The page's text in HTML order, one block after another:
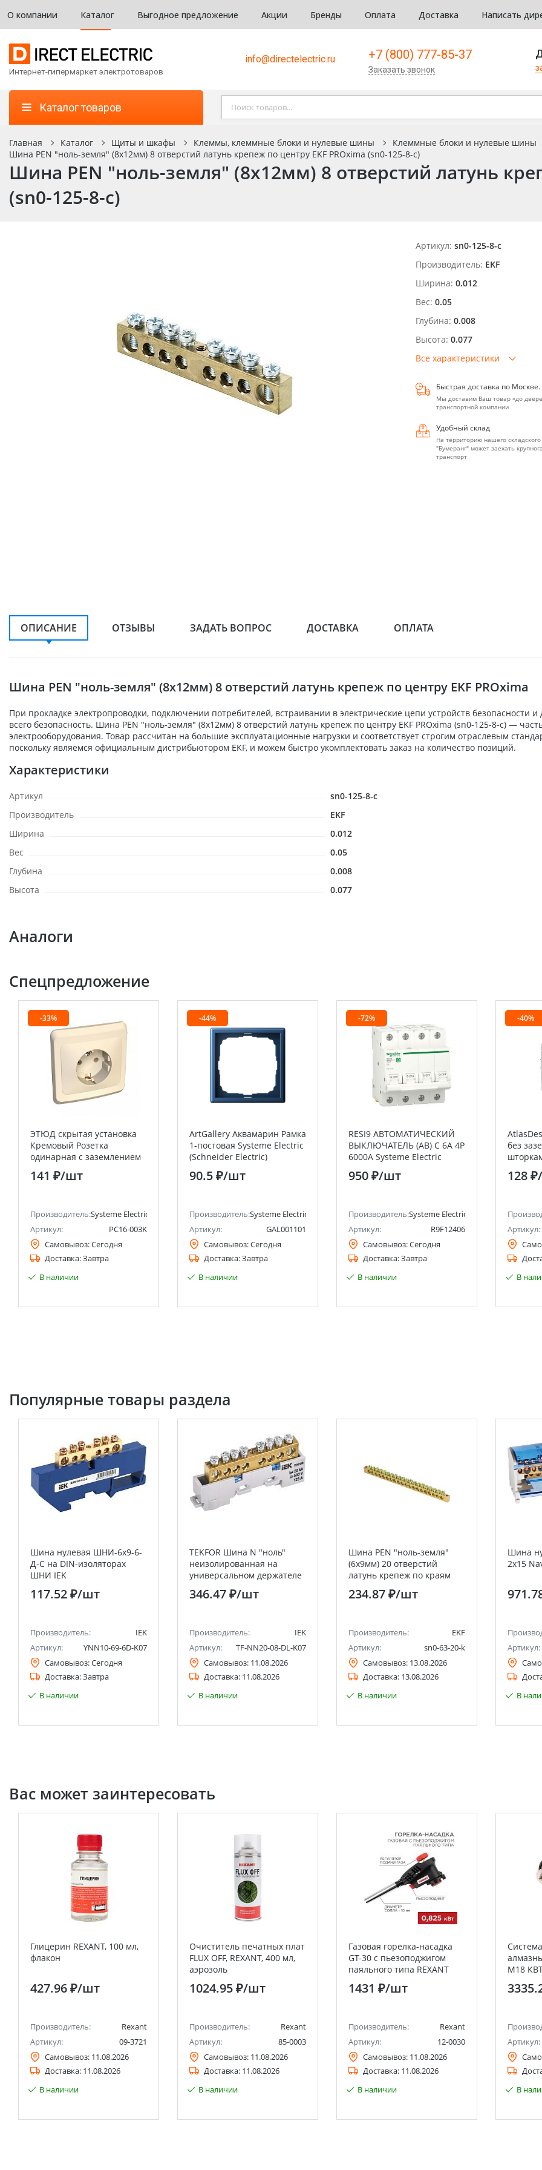
О компании Каталог Выгодное предложение Акции Бренды Оплата Доставка Написать
Интернет-гипермаркет электротоваров
info@directelectric.ru +7 (800) 777-85-37
Заказать звонок
Каталог товаров
Главная Каталог Щиты и шкафы Клеммы, клеммные блоки и нулевые шины
Клеммные блоки и нулевые шины
Шина PEN "ноль-земля" (8х12мм) 8 отверстий латунь крепеж по центру EKF PROxima (sn0-125-8-c)
Шина PEN "ноль-земля" (8х12мм) 8 отверстий латунь
(sn0-125-8-c)
Артикул: sn0-125-8-c
Производитель: EKF
Ширина: 0.012
Вес: 0.05
Глубина: 0.008
Высота: 0.077
Все характеристики
Быстрая доставка по Москве.
Мы доставим Ваш товар «до
транспортной компании
Удобный склад
На территорию нашего
"Бумеранг" может заехать
транспорт
ОПИСАНИЕ ОТЗЫВЫ ЗАДАТЬ ВОПРОС ДОСТАВКА ОПЛАТА
Шина PEN "ноль-земля" (8х12мм) 8 отверстий латунь крепеж по центру EKF PROxima
При прокладке электропроводки, подключении потребителей, встраивании в электрические цепи устройств
всего безопасность. Шина PEN "ноль-земля" (8х12мм) 8 отверстий латунь крепеж по центру EKF PROxima (sn0-125-8-c) —
электрооборудования. Товар рассчитан на большие эксплуатационные нагрузки и соответствует строгим отраслевым
поскольку являемся официальным дистрибьютором EKF, и можем быстро укомплектовать заказ на количество позиций.
Характеристики
Артикул
sn0-125-8-c
Производитель
EKF
Ширина
0.012
Вес
0.05
Глубина
0.008
Высота
0.077
Аналоги
Спецпредложение
Schneider Electric)
-33%
ЭТЮД скрытая установка
Кремовый Розетка
одинарная с заземлением
Systeme Electric (Schneider
Electric)
141 ₽/шт
Производитель:Systeme Electric (ранее Schneider Electric)
Артикул:
PC16-003K
Самовывоз:Сегодня
Доставка:Завтра
В наличии
-44%
ArtGallery Аквамарин Рамка
1-постовая Systeme Electric
(Schneider Electric)
90.5 ₽/шт
Производитель:Systeme Electric (ранее Schneider Electric)
Артикул:
GAL001101
Самовывоз:Сегодня
Доставка:Завтра
В наличии
-72%
RESI9 АВТОМАТИЧЕСКИЙ
ВЫКЛЮЧАТЕЛЬ (АВ) С 6А 4P
6000A Systeme Electric
(Schneider Electric)
950 ₽/шт
Производитель:Systeme Electric (ранее Schneider
Артикул:
R9F12406
Самовывоз:Сегодня
Доставка:Завтра
В наличии
-40%
без
128 ₽
Артикул:
В
Популярные товары раздела
Шина нулевая ШНИ-6х9-6-
Д-С на DIN-изоляторах
ШНИ IEK
117.52 ₽/шт
Производитель:
IEK
Артикул:
YNN10-69-6D-K07
Самовывоз:Сегодня
Доставка:Завтра
В наличии
TEKFOR Шина N "ноль"
неизолированная на
универсальном держателе
8х12-8-С IEK
346.47 ₽/шт
Производитель:
IEK
Артикул:
TF-NN20-08-DL-K07
Самовывоз: 11.08.2026
Доставка: 11.08.2026
В наличии
Шина PEN "ноль-земля"
(6х9мм) 20 отверстий
латунь крепеж по краям
EKF PROxima
234.87 ₽/шт
Производитель:
EKF
Артикул:
sn0-63-20-k
Самовывоз: 13.08.2026
Доставка: 13.08.2026
В наличии
Шина
2х15
Артикул:
В
Вас может заинтересовать
Глицерин REXANT, 100 мл,
флакон
427.96 ₽/шт
Производитель:
Rexant
Артикул:
09-3721
Самовывоз: 11.08.2026
Доставка: 11.08.2026
В наличии
Очиститель печатных плат
FLUX OFF, REXANT, 400 мл,
аэрозоль
1024.95 ₽/шт
Производитель:
Rexant
Артикул:
85-0003
Самовывоз: 11.08.2026
Доставка: 11.08.2026
В наличии
Газовая горелка-насадка
GT-30 с пьезоподжигом
паяльного типа REXANT
1431 ₽/шт
Производитель:
Rexant
Артикул:
12-0030
Самовывоз: 11.08.2026
Доставка: 11.08.2026
В наличии
M18
Артикул:
В